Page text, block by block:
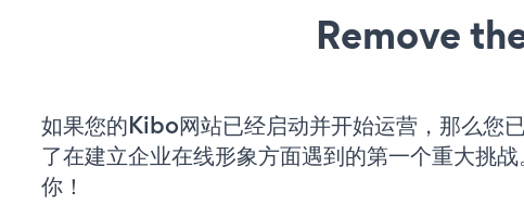
Remove
如果您的Kibo网站已经启动并开始运营，那么您
了在建立企业在线形象方面遇到的第一个重大挑
你！